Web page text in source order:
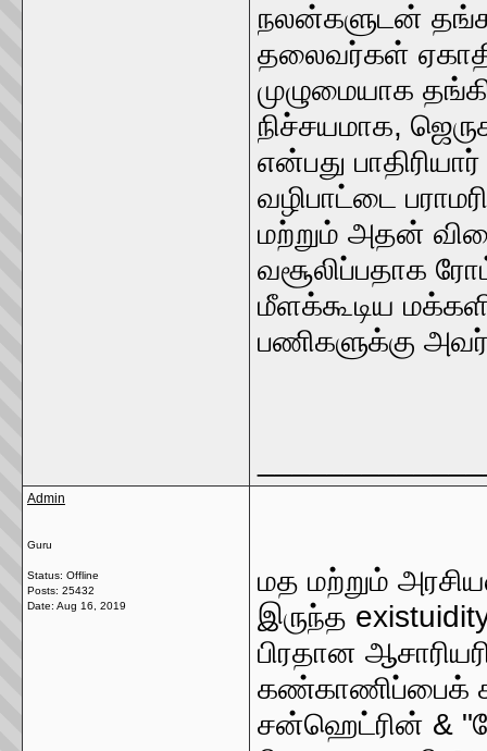
நலன்களுடன்
தலைவர்கள்
முழுமையாக
நிச்சயமாக,
என்பது
வழிபாட்டை
மற்றும் அதன்
வசூலிப்பதாக
மீளக்கூடிய
பணிகளுக்கு
Admin
Guru
Status: Offline
Posts: 25432
Date: Aug 16, 2019
மத மற்றும்
இருந்த
பிரதான
கண்காணிப்பைக்
சன்ஹெட்ரின் &